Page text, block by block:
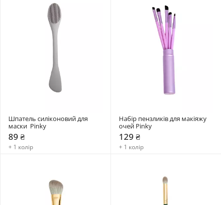
Шпатель силіконовий для
маски  Pinky
89 ₴
+ 1 колір
Набір пензликів для макіяжу
очей Pinky
129 ₴
+ 1 колір